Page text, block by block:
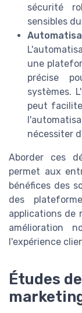
sécurité
sensibles
une
précise
systèmes.
peut
nécessiter
Aborder ces
permet aux
bénéfices des
des
applications de
amélioration
l'expérience
Études